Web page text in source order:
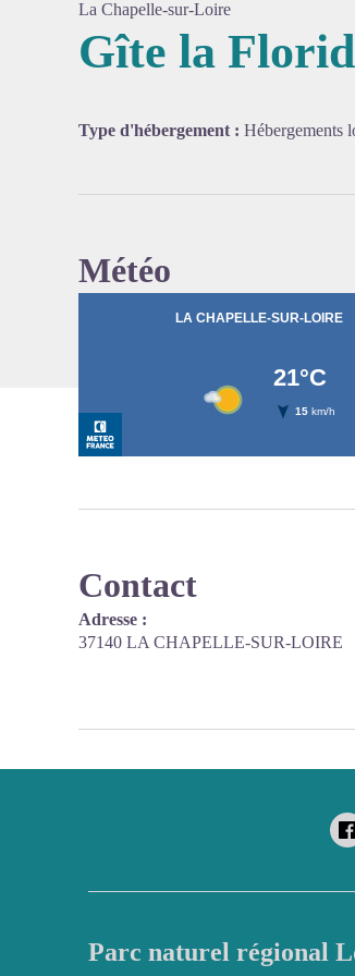
La Chapelle-sur-Loire
Gîte la
Type d'hébergement : Hébergements
Météo
Contact
Adresse :
37140 LA CHAPELLE-SUR-LOIRE
Parc naturel régional